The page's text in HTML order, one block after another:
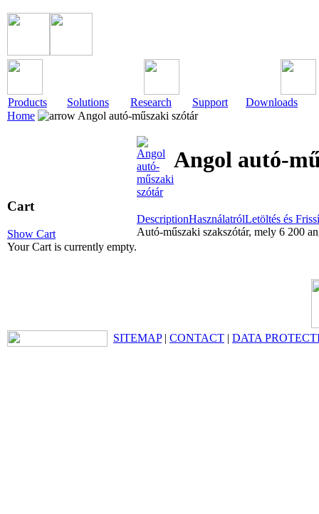
Products Solutions Research Support
Downloads
Home
Angol autó-műszaki szótár
Cart
Show Cart
Your Cart is currently empty.
Angol autó-
DescriptionHasználatrólLetöltés és
Autó-műszaki szakszótár, mely 6 200
SITEMAP| CONTACT | DATA